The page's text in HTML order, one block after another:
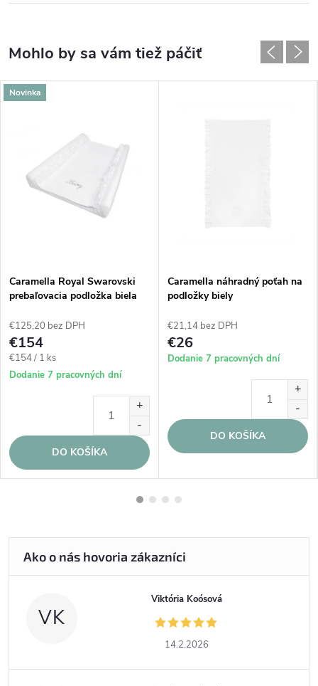
Novinka
Caramella Royal Swarovski
prebaľovacia podložka biela
€125,20 bez DPH
€154
Jednotková
cena:
€154 / 1 ks
Dodanie 7 pracovných dní
DO KOŠÍKA
Caramella náhradný poťah na
podložky biely
€21,14 bez DPH
€26
Dodanie 7 pracovných dní
DO KOŠÍKA
VK
Viktória Koósová
14.2.2026